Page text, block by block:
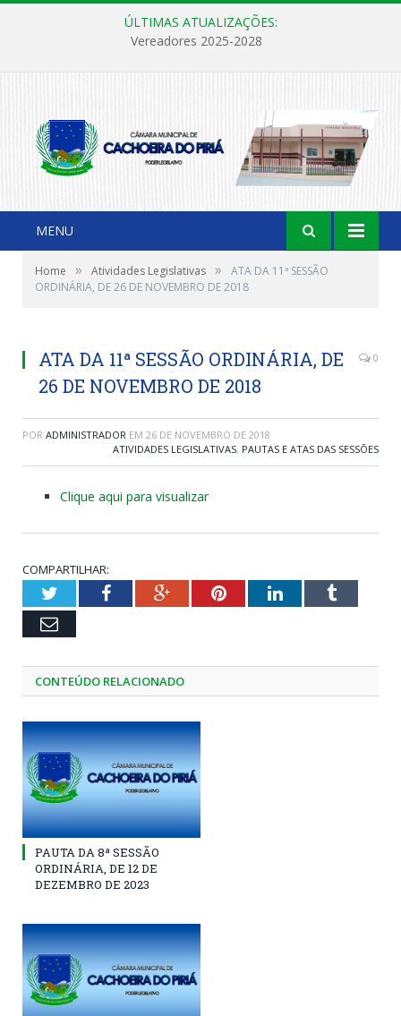
ÚLTIMAS ATUALIZAÇÕES:
Vereadores 2025-2028
MENU
Home » Atividades Legislativas »
ATA DA 11ª SESSÃO
ORDINÁRIA, DE 26 DE NOVEMBRO DE 2018
ATA DA 11ª SESSÃO ORDINÁRIA, DE
26 DE NOVEMBRO DE 2018
0
POR ADMINISTRADOR EM 26 DE NOVEMBRO DE 2018
ATIVIDADES LEGISLATIVAS, PAUTAS E ATAS DAS SESSÕES
Clique aqui para visualizar
COMPARTILHAR:
TwitterFacebookGoogle+PinterestLinkedInTumblr
Email
CONTEÚDO RELACIONADO
PAUTA DA 8ª SESSÃO
ORDINÁRIA, DE 12 DE
DEZEMBRO DE 2023